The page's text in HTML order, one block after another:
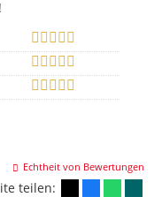
Echtheit von Bewertungen
teilen: